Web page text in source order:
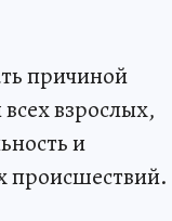
причиной
взрослых,
и
происшествий.